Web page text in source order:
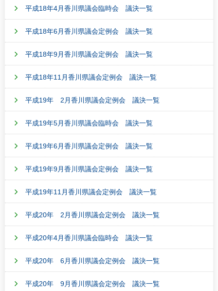
平成18年4月香川県議会臨時会 議決一覧
平成18年6月香川県議会定例会 議決一覧
平成18年9月香川県議会定例会 議決一覧
平成18年11月香川県議会定例会 議決一覧
平成19年 2月香川県議会定例会 議決一覧
平成19年5月香川県議会臨時会 議決一覧
平成19年6月香川県議会定例会 議決一覧
平成19年9月香川県議会定例会 議決一覧
平成19年11月香川県議会定例会 議決一覧
平成20年 2月香川県議会定例会 議決一覧
平成20年4月香川県議会臨時会 議決一覧
平成20年 6月香川県議会定例会 議決一覧
平成20年 9月香川県議会定例会 議決一覧